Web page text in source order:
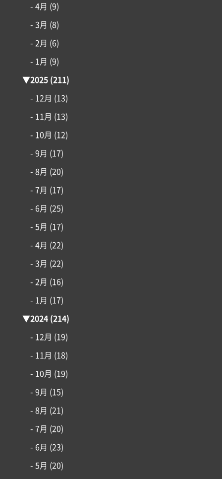
コンセプト
施工事例
はじめての家づくり
アイフルホームについて
リフォーム・リノベーション
土地情報
インフォメーション
- 4月 (9)
- 3月 (8)
- 2月 (6)
- 1月 (9)
▼2025(211)
- 12月 (13)
- 11月 (13)
- 10月 (12)
- 9月 (17)
- 8月 (20)
- 7月 (17)
- 6月 (25)
- 5月 (17)
- 4月 (22)
- 3月 (22)
- 2月 (16)
- 1月 (17)
▼2024(214)
- 12月 (19)
- 11月 (18)
- 10月 (19)
- 9月 (15)
- 8月 (21)
- 7月 (20)
- 6月 (23)
- 5月 (20)